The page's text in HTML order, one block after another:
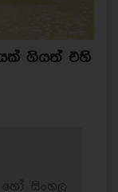
ගියත් එහි